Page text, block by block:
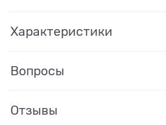
Характеристики
Вопросы
Отзывы